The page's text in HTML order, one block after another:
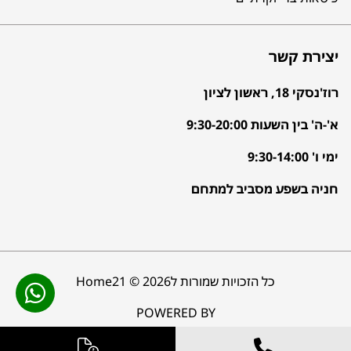
יצירת קשר
רוז'נסקי 18, ראשון לציון
א'-ה' בין השעות 9:30-20:00
ימי ו' 9:30-14:00
חניה בשפע מסביב למתחם
כל הזכויות שמורות לHome21 © 2026
POWERED BY